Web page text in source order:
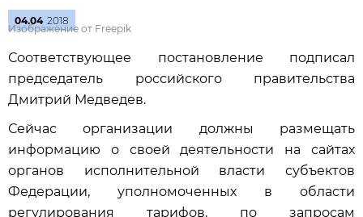
04.04 2018
Изображение от Freepik
Соответствующее постановление подписал
председатель российского правительства
Дмитрий Медведев.
Сейчас организации должны размещать
информацию о своей деятельности на сайтах
органов исполнительной власти субъектов
Федерации, уполномоченных в области
регулирования тарифов, по запросам